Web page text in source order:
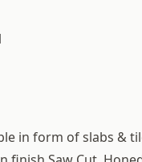
in form of slabs &